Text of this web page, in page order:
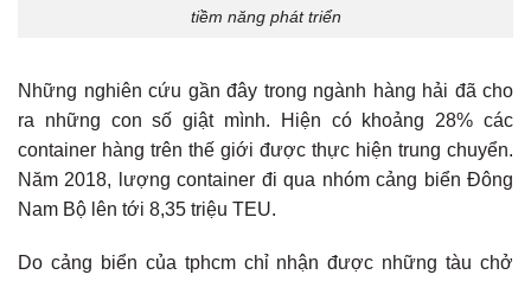
tiềm năng phát triển
Những nghiên cứu gần đây trong ngành hàng hải đã cho
ra những con số giật mình. Hiện có khoảng 28% các
container hàng trên thế giới được thực hiện trung chuyển.
Năm 2018, lượng container đi qua nhóm cảng biển Đông
Nam Bộ lên tới 8,35 triệu TEU.
Do cảng biển của tphcm chỉ nhận được những tàu chở